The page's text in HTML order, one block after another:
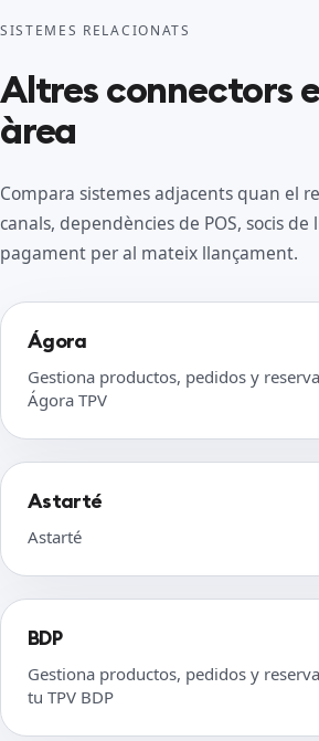
SISTEMES RELACIONATS
Altres connectors
àrea
Compara sistemes adjacents quan el
canals, dependències de POS, socis
pagament per al mateix llançament.
Ágora
Gestiona productos, pedidos y
Ágora TPV
Astarté
Astarté
BDP
Gestiona productos, pedidos y
tu TPV BDP